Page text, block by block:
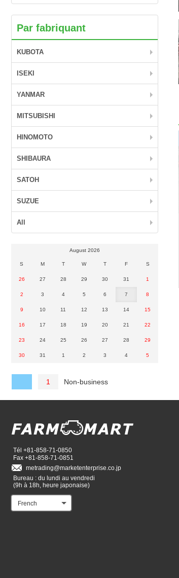
Par fabriquant
KUBOTA
ISEKI
YANMAR
MITSUBISHI
HINOMOTO
SHIBAURA
SATOH
SUZUE
All
August 2026
S M T W T F S
26 27 28 29 30 31 1
2 3 4 5 6 7 8
9 10 11 12 13 14 15
16 17 18 19 20 21 22
23 24 25 26 27 28 29
30 31 1 2 3 4 5
1 Non-business
Tél +81-858-71-0850
Fax +81-858-71-0851
metrading
marketenterprise.co.jp
Bureau : du lundi au vendredi
(9h à 18h, heure japonaise)
French